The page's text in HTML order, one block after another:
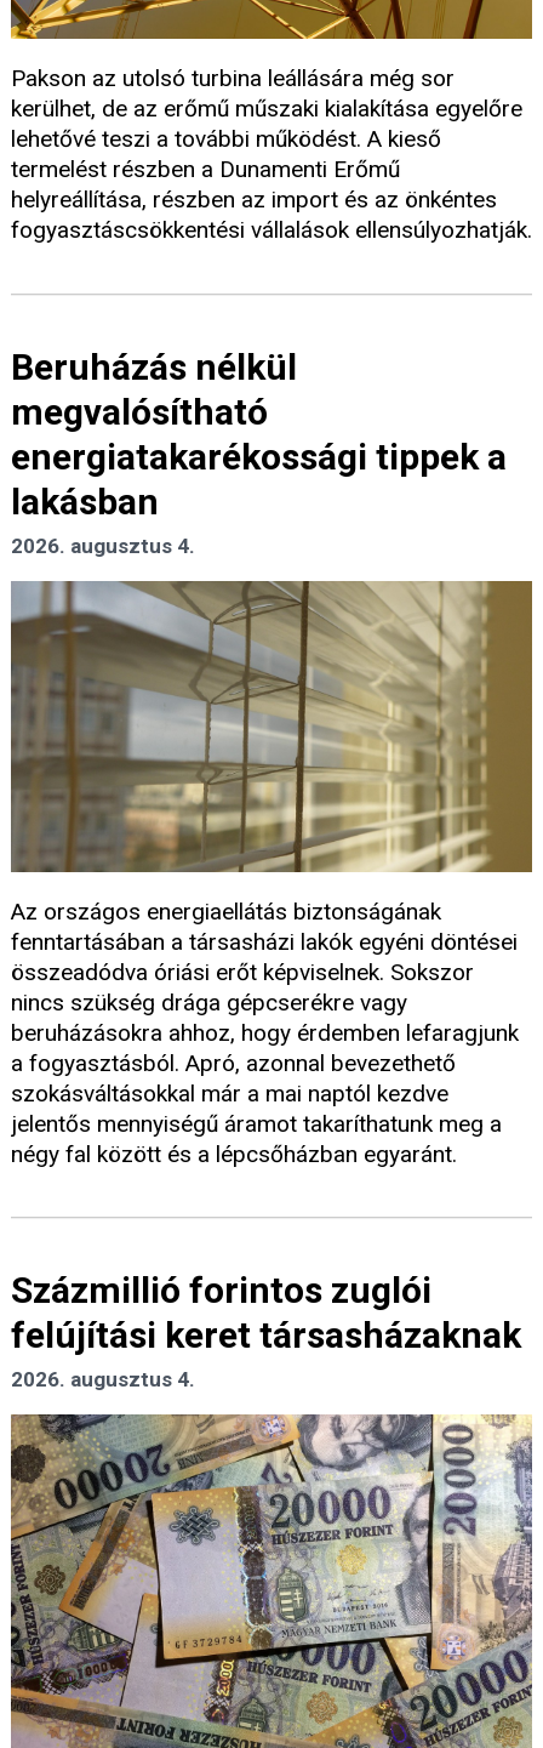
Pakson az utolsó turbina leállására még sor
kerülhet, de az erőmű műszaki kialakítása egyelőre
lehetővé teszi a további működést. A kieső
termelést részben a Dunamenti Erőmű
helyreállítása, részben az import és az önkéntes
fogyasztáscsökkentési vállalások ellensúlyozhatják.
Beruházás nélkül
megvalósítható
energiatakarékossági tippek a
lakásban
2026. augusztus 4.
Az országos energiaellátás biztonságának
fenntartásában a társasházi lakók egyéni döntései
összeadódva óriási erőt képviselnek. Sokszor
nincs szükség drága gépcserékre vagy
beruházásokra ahhoz, hogy érdemben lefaragjunk
a fogyasztásból. Apró, azonnal bevezethető
szokásváltásokkal már a mai naptól kezdve
jelentős mennyiségű áramot takaríthatunk meg a
négy fal között és a lépcsőházban egyaránt.
Százmillió forintos zuglói
felújítási keret társasházaknak
2026. augusztus 4.